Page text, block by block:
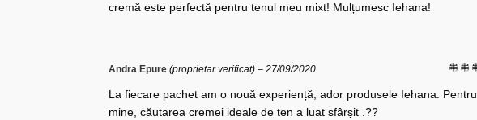
cremă este perfectă pentru tenul meu mixt! Mulțumesc Iehana!
Andra Epure (proprietar verificat) – 27/09/2020
La fiecare pachet am o nouă experiență, ador produsele Iehana. Pentru
mine, căutarea cremei ideale de ten a luat sfârșit .??